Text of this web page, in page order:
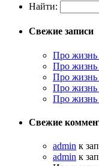
Найти:
Свежие записи
Про
Про
Про
Про
Про
Свежие
admin к
admin к